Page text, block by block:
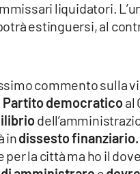
liquidatori.
estinguersi, al
commento sulla
Partito democraticoal
indissesto finanziario.
per la città ma ho il